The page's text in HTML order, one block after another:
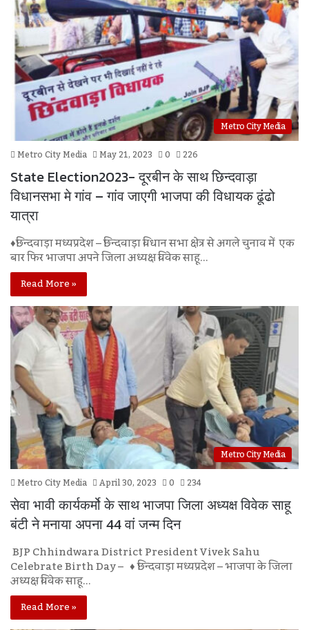
Metro City Media
Metro City Media
May 21, 2023 0 226
State Election2023- दूरबीन के साथ छिन्दवाड़ा
विधानसभा मे गांव – गांव जाएगी भाजपा की विधायक ढूंढो
यात्रा
♦छिन्दवाड़ा मध्यप्रदेश – छिन्दवाड़ा विधान सभा क्षेत्र से अगले चुनाव में एक
बार फिर भाजपा अपने जिला अध्यक्ष विवेक साहू…
Read More »
Metro City Media
Metro City Media
April 30, 2023 0 234
सेवा भावी कार्यकर्मो के साथ भाजपा जिला अध्यक्ष विवेक साहू
बंटी ने मनाया अपना 44 वां जन्म दिन
BJP Chhindwara District President Vivek Sahu
Celebrate Birth Day – ♦ छिन्दवाड़ा मध्यप्रदेश – भाजपा के जिला
अध्यक्ष विवेक साहू…
Read More »